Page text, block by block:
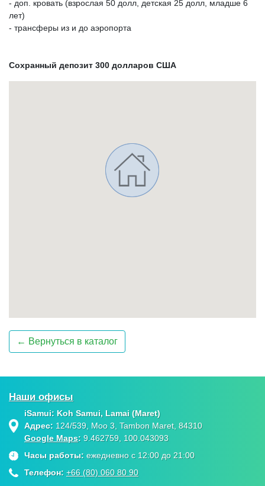
- доп. кровать (взрослая 50 долл, детская 25 долл, младше 6
лет)
- трансферы из и до аэропорта
Сохранный депозит 300 долларов США
← Вернуться в каталог
Наши офисы
iSamui: Koh Samui, Lamai (Maret)
Адрес: 124/539, Moo 3, Tambon Maret, 84310
Google Maps: 9.462759, 100.043093
Часы работы: ежедневно с 12:00 до 21:00
Телефон: +66 (80) 060 80 90